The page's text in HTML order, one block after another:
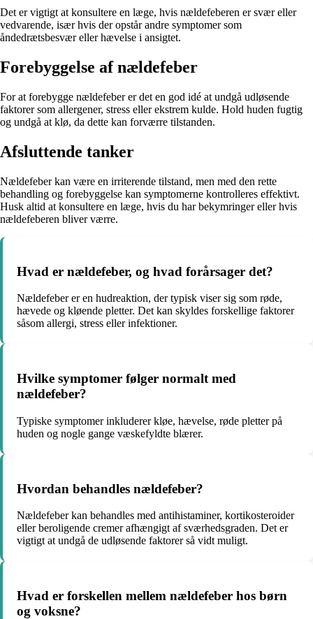
Det er vigtigt at konsultere en læge, hvis nældefeberen er svær eller
vedvarende, især hvis der opstår andre symptomer som
åndedrætsbesvær eller hævelse i ansigtet.
Forebyggelse af nældefeber
For at forebygge nældefeber er det en god idé at undgå udløsende
faktorer som allergener, stress eller ekstrem kulde. Hold huden fugtig
og undgå at klø, da dette kan forværre tilstanden.
Afsluttende tanker
Nældefeber kan være en irriterende tilstand, men med den rette
behandling og forebyggelse kan symptomerne kontrolleres effektivt.
Husk altid at konsultere en læge, hvis du har bekymringer eller hvis
nældefeberen bliver værre.
Hvad er nældefeber, og hvad forårsager det?
Nældefeber er en hudreaktion, der typisk viser sig som røde,
hævede og kløende pletter. Det kan skyldes forskellige faktorer
såsom allergi, stress eller infektioner.
Hvilke symptomer følger normalt med
nældefeber?
Typiske symptomer inkluderer kløe, hævelse, røde pletter på
huden og nogle gange væskefyldte blærer.
Hvordan behandles nældefeber?
Nældefeber kan behandles med antihistaminer, kortikosteroider
eller beroligende cremer afhængigt af sværhedsgraden. Det er
vigtigt at undgå de udløsende faktorer så vidt muligt.
Hvad er forskellen mellem nældefeber hos børn
og voksne?